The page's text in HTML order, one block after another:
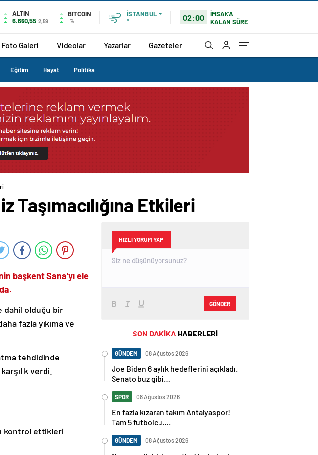
ALTIN
6.660,55 2,59
BITCOIN
%
İSTANBUL
°
02:00
İMSAK'A
KALAN SÜRE
Foto Galeri Videolar Yazarlar Gazeteler
Eğitim Hayat Politika
Taşımacılığına Etkileri
başkent Sana’yı ele
dahil olduğu bir
fazla yıkıma ve
tehdidinde
verdi.
kontrol ettikleri
HIZLI YORUM YAP
GÖNDER
SON DAKİKA HABERLERİ
GÜNDEM 08 Ağustos 2026
Joe Biden 6 aylık hedeflerini açıkladı.
Senato buz gibi…
SPOR 08 Ağustos 2026
En fazla kızaran takım Antalyaspor!
Tam 5 futbolcu….
GÜNDEM 08 Ağustos 2026